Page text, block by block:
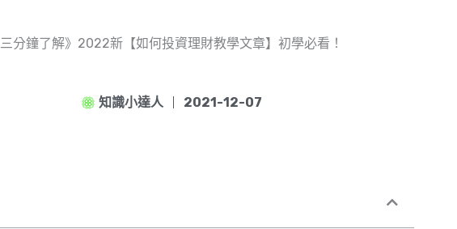
三分鐘了解》2022新【如何投資理財教學文章】初學必看！
知識小達人 2021-12-07